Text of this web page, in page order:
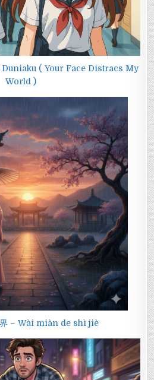
( Your Face Distracs My
World )
– Wài miàn de shì jiè